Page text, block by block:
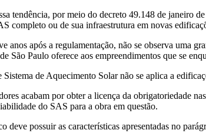
tendência, por meio do decreto 49.148 de
completo ou de sua infraestrutura em novas
anos após a regulamentação, não se observa uma
São Paulo oferece aos empreendimentos que se
de Aquecimento Solar não se aplica a
acabam por obter a licença da obrigatoriedade
do SAS para a obra em questão.
deve possuir as características apresentadas no